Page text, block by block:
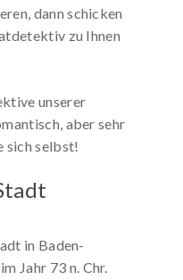
dann schicken
zu Ihnen
unserer
aber sehr
sich selbst!
in Baden-
Jahr 73 n. Chr.